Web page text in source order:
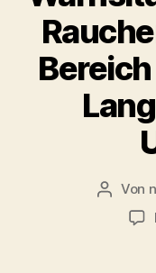
Von